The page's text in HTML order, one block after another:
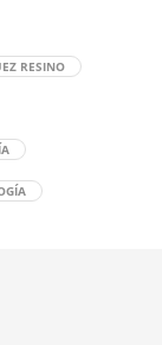
RESINO